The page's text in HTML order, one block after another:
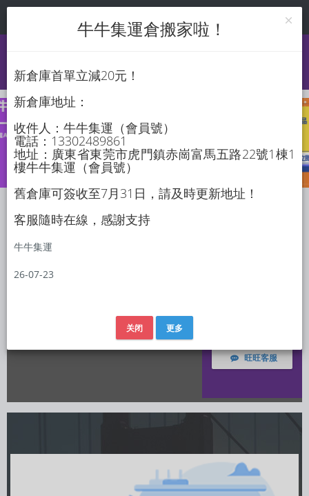
登錄 註冊 淘寶增值站
運單查詢 運費估算
牛牛集運倉搬家啦！
新倉庫首單立減20元！
新倉庫地址：
收件人：牛牛集運（會員號）
電話：13302489861
地址：廣東省東莞市虎門鎮赤崗富馬五路22號1棟1
樓牛牛集運（會員號）
舊倉庫可簽收至7月31日，請及時更新地址！
客服隨時在線，感謝支持
牛牛集運
26-07-23
关闭 更多
旺旺客服